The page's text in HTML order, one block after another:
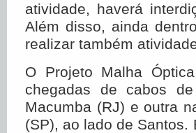
atividade, haverá
Além disso, ainda
realizar também
O Projeto Malha
chegadas de cabos
Macumba (RJ) e outra
(SP), ao lado de